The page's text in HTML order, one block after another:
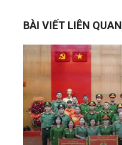
BÀI VIẾT LIÊN QUAN